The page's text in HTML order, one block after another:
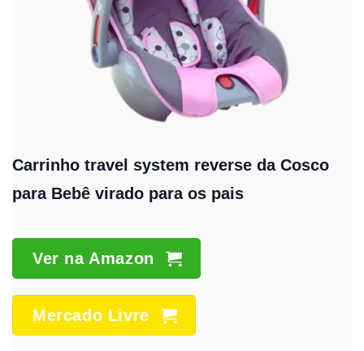
Carrinho travel system reverse da Cosco
paraBebê virado para os pais
Ver na Amazon
Mercado Livre